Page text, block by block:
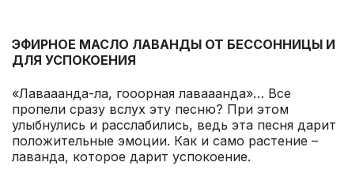
ЭФИРНОЕ МАСЛО ЛАВАНДЫ ОТ БЕССОННИЦЫ И
ДЛЯ УСПОКОЕНИЯ
«Лавааанда-ла, гооорная лавааанда»… Все
пропели сразу вслух эту песню? При этом
улыбнулись и расслабились, ведь эта песня дарит
положительные эмоции. Как и само растение –
лаванда, которое дарит успокоение.